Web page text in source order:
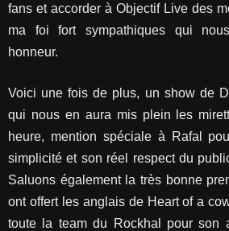
fans et accorder à Objectif Live des
ma foi fort sympathiques qui
honneur.
Voici une fois de plus, un show de
qui nous en aura mis plein les
heure, mention spéciale à Rafal
simplicité et son réel respect du
Saluons également la très bonne
ont offert les anglais de Heart of a
toute la team du Rockhal pour son